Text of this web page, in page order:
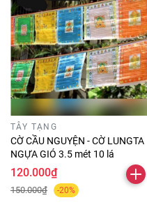
TÂY TẠNG
CỜ CẦU NGUYỆN - CỜ LUNGTA
NGỰA GIÓ 3.5 mét 10 lá
120.000₫
150.000₫ -20%